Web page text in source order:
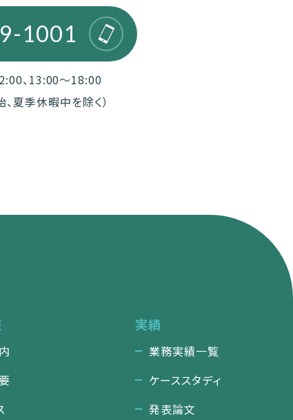
1001
、13:00～18:00
夏季休暇中を除く）
実績
業務実績一覧
ケーススタディ
発表論文